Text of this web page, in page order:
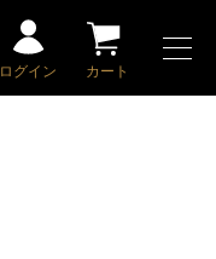
ログイン カート